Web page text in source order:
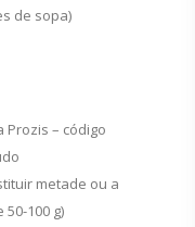
de sopa)
Prozis – código
metade ou a
100 g)